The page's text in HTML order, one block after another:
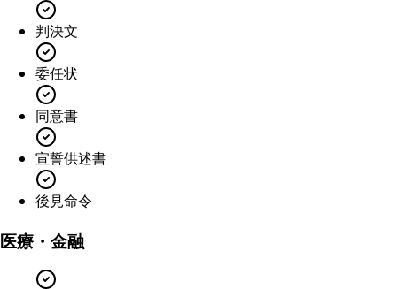
判決文
委任状
同意書
宣誓供述書
後見命令
医療・金融